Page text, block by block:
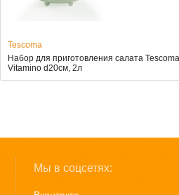
Tescoma
Набор для приготовления салата Tescoma
Vitamino d20см, 2л
Мы в соцсетях: